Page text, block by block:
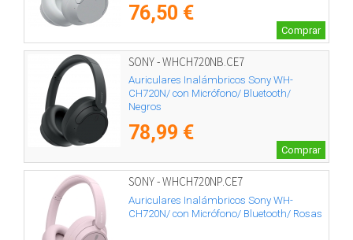
76,50 €
Comprar
SONY - WHCH720NB.CE7
Auriculares Inalámbricos Sony WH-
CH720N/ con Micrófono/ Bluetooth/
Negros
78,99 €
Comprar
SONY - WHCH720NP.CE7
Auriculares Inalámbricos Sony WH-
CH720N/ con Micrófono/ Bluetooth/ Rosas